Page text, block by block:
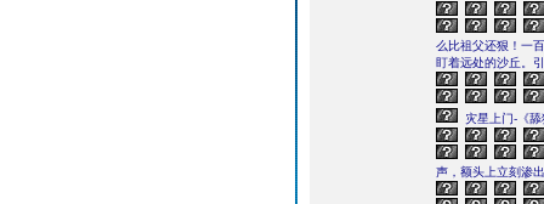
么比祖父还狠！一
盯着远处的沙丘。
灾星上门-《
声，额头上立刻渗